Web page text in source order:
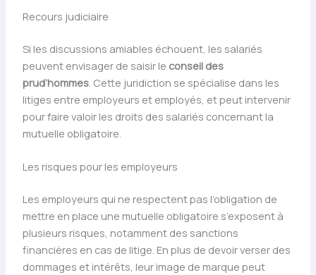
Recours judiciaire
Si les discussions amiables échouent, les salariés
peuvent envisager de saisir le conseil des
prud’hommes. Cette juridiction se spécialise dans les
litiges entre employeurs et employés, et peut intervenir
pour faire valoir les droits des salariés concernant la
mutuelle obligatoire.
Les risques pour les employeurs
Les employeurs qui ne respectent pas l’obligation de
mettre en place une mutuelle obligatoire s’exposent à
plusieurs risques, notamment des sanctions
financières en cas de litige. En plus de devoir verser des
dommages et intérêts, leur image de marque peut